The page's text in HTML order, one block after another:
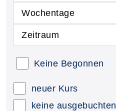
Wochentage
Zeitraum
Keine Begonnen
neuer Kurs
keine ausgebuchten